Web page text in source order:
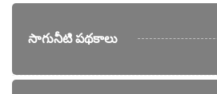
సాగునీటి పథకాలు